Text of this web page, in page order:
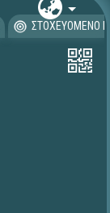
ΣΤΟΧΕΥΟΜΕΝΟ